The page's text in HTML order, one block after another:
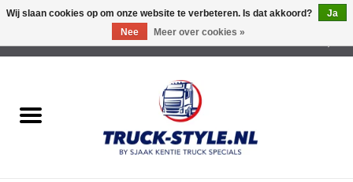
Lichtreclame Led
Wij slaan cookies op om onze website te verbeteren. Is dat akkoord?
Ja
Nee
Meer over cookies »